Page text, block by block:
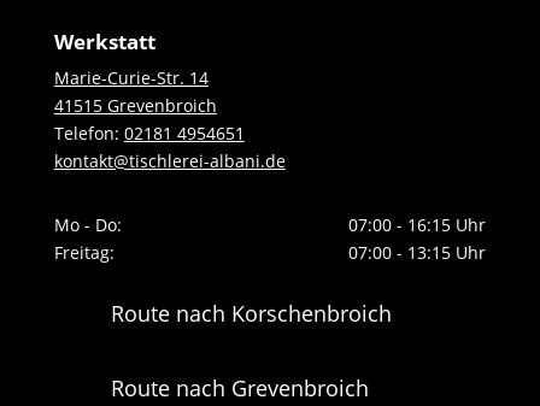
Werkstatt
Marie-Curie-Str. 14
41515 Grevenbroich
Telefon: 02181 4954651
kontakt@tischlerei-albani.de
Mo - Do:
07:00 - 16:15 Uhr
Freitag:
07:00 - 13:15 Uhr
Route nach Korschenbroich
Route nach Grevenbroich